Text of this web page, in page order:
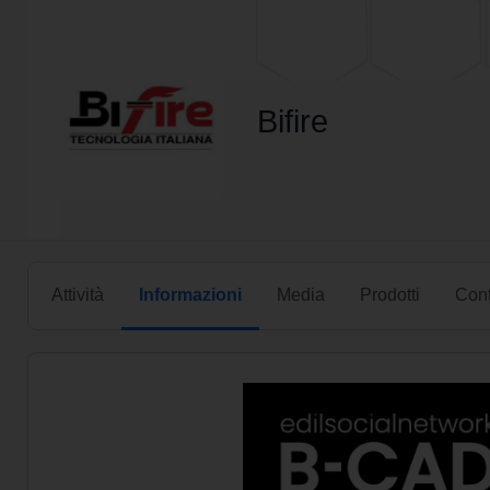
Bifire
Attività Informazioni Media Prodotti